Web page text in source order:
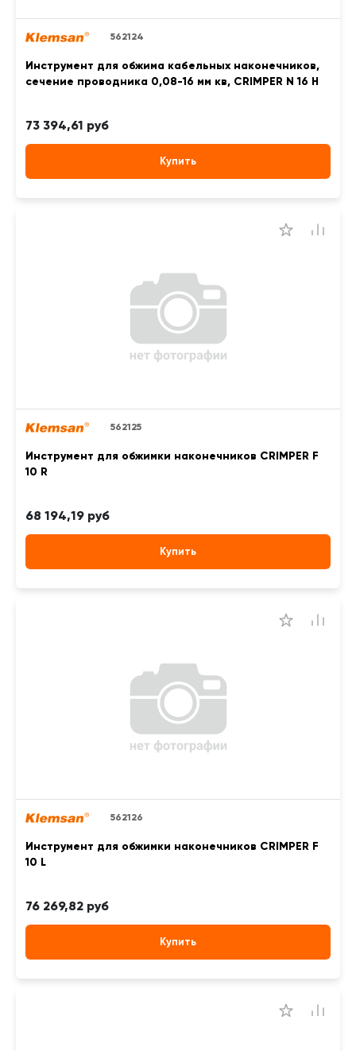
562124
Инструмент для обжима кабельных наконечников,
сечение проводника 0,08-16 мм кв, CRIMPER N 16 H
73 394,61 руб
Купить
562125
Инструмент для обжимки наконечников CRIMPER F
10 R
68 194,19 руб
Купить
562126
Инструмент для обжимки наконечников CRIMPER F
10 L
76 269,82 руб
Купить